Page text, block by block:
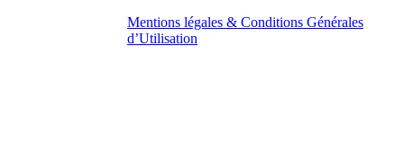
Mentions légales & Conditions Générales
d’Utilisation